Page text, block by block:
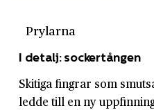
Prylarna
I detalj: sockertången
Skitiga fingrar som
ledde till en ny